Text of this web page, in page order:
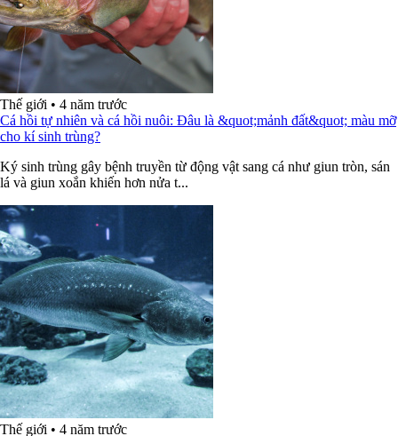
Thế giới • 4 năm trước
Cá hồi tự nhiên và cá hồi nuôi: Đâu là &quot;mảnh đất&quot; màu mỡ
cho kí sinh trùng?
Ký sinh trùng gây bệnh truyền từ động vật sang cá như giun tròn, sán
lá và giun xoắn khiến hơn nửa t...
Thế giới • 4 năm trước